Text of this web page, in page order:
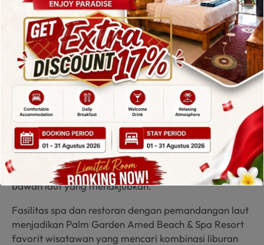
6. Palm Garden
Amed Beach & Spa
Resort
Palm Garden Amed Beach & Spa Resort adalah
hotel
Karangasem Baliyang cocok untuk pecinta snorkeling
dan diving. Terletak di kawasan Amed, resort ini
menawarkan akses langsung ke pantai dan keindahan
bawah laut yang menakjubkan.
Fasilitas spa dan restoran dengan pemandangan laut
menjadikan Palm Garden Amed Beach & Spa Resort
favorit wisatawan yang mencari kombinasi liburan